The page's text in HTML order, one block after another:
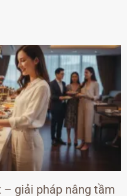
giải pháp nâng tầm